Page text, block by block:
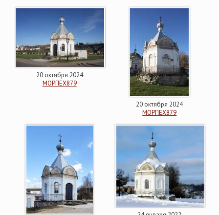
20 октября 2024
МОРПЕХ879
20 октября 2024
МОРПЕХ879